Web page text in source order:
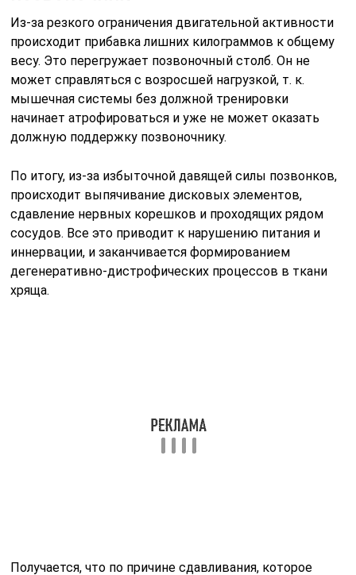
Получается, что по причине сдавливания, которое
провоцируют позвонки, происходит сплющивание, а
затем разрушение хрящевых структур. На ранних
этапах патология проявляется в форме протрузии
стороны пациента, то со временем образуются
грыжевые выпячивания.
Чтобы профилактировать прогрессирование болезни,
необходимо начать худеть. Для этого потребуется
пересмотреть свое пищевое поведение.
Для перекуса взять салат из свежих фруктов и стакан
запечь рыбу с овощами или сделать паровые котлеты